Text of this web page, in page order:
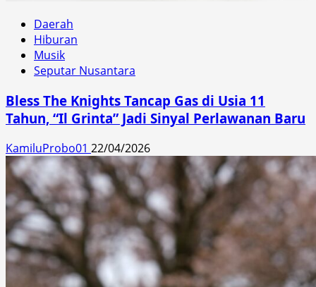
Daerah
Hiburan
Musik
Seputar Nusantara
Bless The Knights Tancap Gas di Usia 11
Tahun, “Il Grinta” Jadi Sinyal Perlawanan Baru
KamiluProbo01 22/04/2026